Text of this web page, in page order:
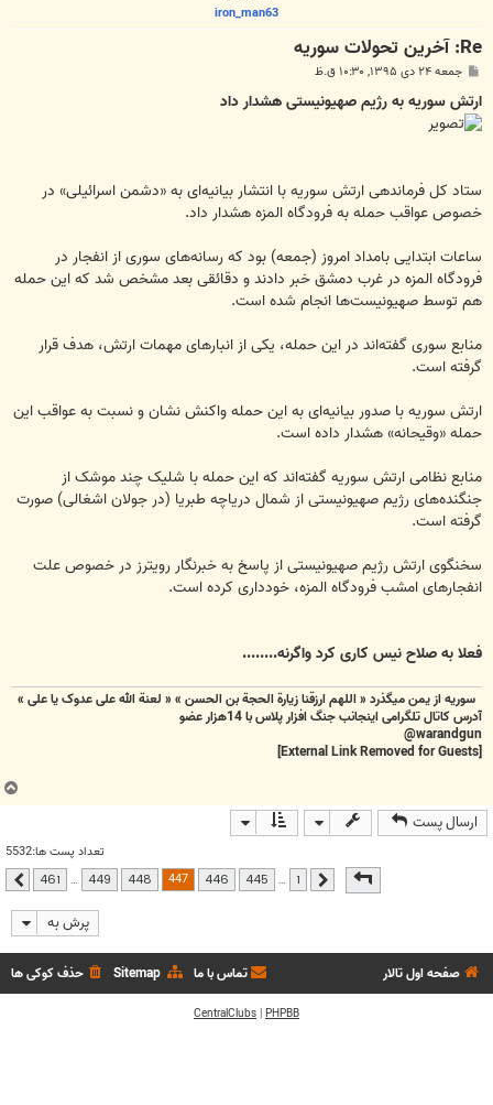
iron_man63
Re: آخرين تحولات سوريه
پ
ت
جمعه ۲۴ دی ۱۳۹۵, ۱۰:۳۰ ق.ظ
ارتش سوریه به رژیم صهیونیستی هشدار داد
ستاد کل فرماندهی ارتش سوریه با انتشار بیانیه‌ای به «دشمن اسرائیلی» در
خصوص عواقب حمله به فرودگاه المزه هشدار داد.
ساعات ابتدایی بامداد امروز (جمعه) بود که رسانه‌های سوری از انفجار در
فرودگاه المزه در غرب دمشق خبر دادند و دقائقی بعد مشخص شد که این حمله
هم توسط صهیونیست‌ها انجام شده است.
منابع سوری گفته‌اند در این حمله، یکی از انبارهای مهمات ارتش، هدف قرار
گرفته است.
ارتش سوریه با صدور بیانیه‌ای به این حمله واکنش نشان و نسبت به عواقب این
حمله «وقیحانه» هشدار داده است.
منابع نظامی ارتش سوریه گفته‌اند که این حمله با شلیک چند موشک از
جنگنده‌های رژیم صهیونیستی از شمال دریاچه طبریا (در جولان اشغالی) صورت
گرفته است.
سخنگوی ارتش رژیم صهیونیستی از پاسخ به خبرنگار رویترز در خصوص علت
انفجارهای امشب فرودگاه المزه، خودداری کرده است.
فعلا به صلاح نیس کاری کرد واگرنه........
سوریه از یمن میگذرد « اللهم ارزقنا زيارة الحجة بن الحسن » « لعنة الله علی عدوک یا علی »
آدرس کاتال تلگرامی اینجانب جنگ افزار پلاس با 14هزار عضو
warandgun@
ب
ا
ارسال پست
تعداد پست ها:5532
461 قبلی …
445
446
447
448
449
…
461 بعدی
پرش به
صفحه اول تالار حذف کوکی ها Sitemap تماس با ما
PHPBB
|
CentralClubs